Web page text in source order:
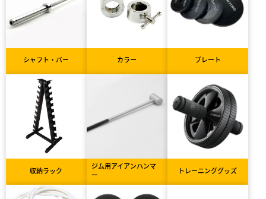
シャフト・バー カラー プレート
収納ラック
ジム用アイアンハンマ
ー
トレーニンググッズ